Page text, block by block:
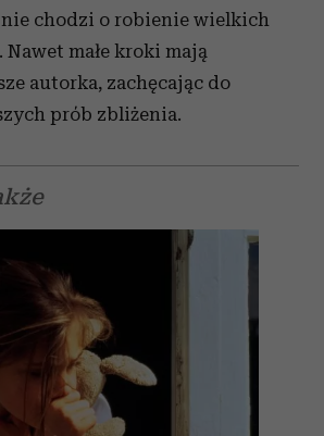
nie chodzi o robienie wielkich
małe kroki mają
autorka, zachęcając do
prób zbliżenia.